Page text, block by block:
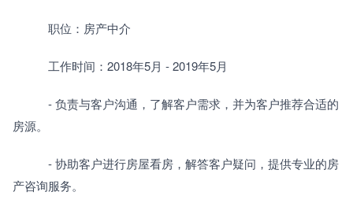
职位：房产中介
工作时间：2018年5月 - 2019年5月
- 负责与客户沟通，了解客户需求，并为客户推荐合适的
房源。
- 协助客户进行房屋看房，解答客户疑问，提供专业的房
产咨询服务。